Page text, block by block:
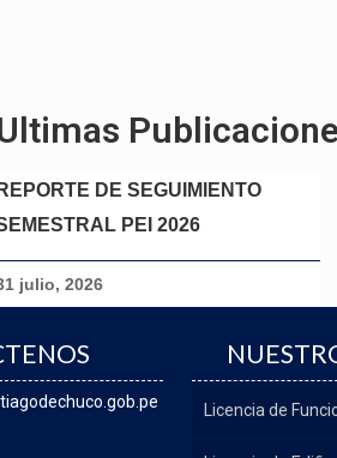
REPORTE DE SEGUIMIENTO
PEI 2026
julio, 2026
Licencia de